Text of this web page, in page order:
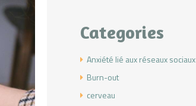
Categories
Anxiété lié aux réseaux sociaux
Burn-out
cerveau